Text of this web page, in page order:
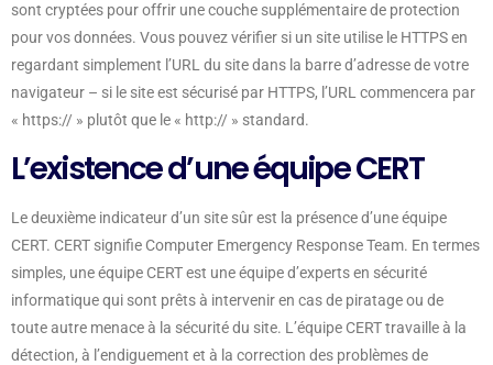
sont cryptées pour offrir une couche supplémentaire de protection
pour vos données. Vous pouvez vérifier si un site utilise le HTTPS en
regardant simplement l’URL du site dans la barre d’adresse de votre
navigateur – si le site est sécurisé par HTTPS, l’URL commencera par
« https:// » plutôt que le « http:// » standard.
L’existence d’une équipe CERT
Le deuxième indicateur d’un site sûr est la présence d’une équipe
CERT. CERT signifie Computer Emergency Response Team. En termes
simples, une équipe CERT est une équipe d’experts en sécurité
informatique qui sont prêts à intervenir en cas de piratage ou de
toute autre menace à la sécurité du site. L’équipe CERT travaille à la
détection, à l’endiguement et à la correction des problèmes de